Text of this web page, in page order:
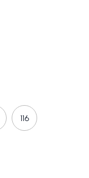
116